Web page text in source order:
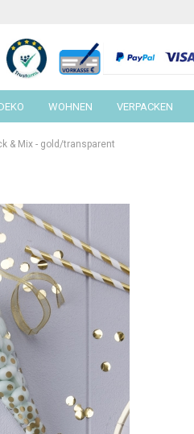
WOHNEN VERPACKEN
& Mix - gold/transparent